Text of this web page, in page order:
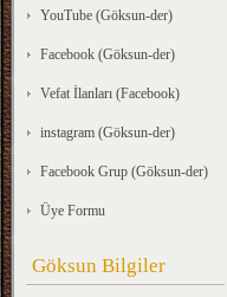
YouTube (Göksun-der)
Facebook (Göksun-der)
Vefat İlanları (Facebook)
instagram (Göksun-der)
Facebook Grup (Göksun-der)
Üye Formu
Göksun Bilgiler